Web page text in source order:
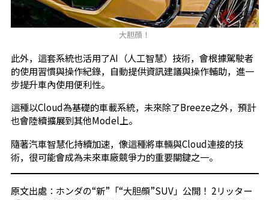
大胆顔！
此外，這套系統也活用了AI（人工智慧）技術，會根據駕駛者
的使用習慣與操作紀錄，自動提供資訊建議與操作輔助，進一
步提升車內使用便利性。
這種以Cloud為基礎的車載系統，未來除了Breeze之外，預計
也會陸續擴展到其他Model上。
隨著汽車智慧化持續加速，像這種將車輛與Cloud連接的技
術，很可能會成為未來車廠競爭力的重要關鍵之一。
原文出處：ホンダの“新”「“大胆顔”SUV」公開！ 2リッター